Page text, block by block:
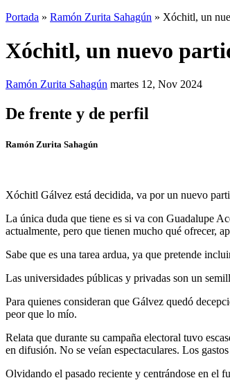
Portada » Ramón Zurita Sahagún » Xóchitl, un
Xóchitl, un nuevo
Ramón Zurita Sahagún martes 12, Nov 2024
De frente y de perfil
Ramón Zurita Sahagún
Xóchitl Gálvez está decidida, va por un nuevo
La única duda que tiene es si va con Guadalupe
actualmente, pero que tienen mucho qué ofrecer,
Sabe que es una tarea ardua, ya que pretende
Las universidades públicas y privadas son un
Para quienes consideran que Gálvez quedó
peor que lo mío.
Relata que durante su campaña electoral tuvo
en difusión. No se veían espectaculares. Los
Olvidando el pasado reciente y centrándose en el